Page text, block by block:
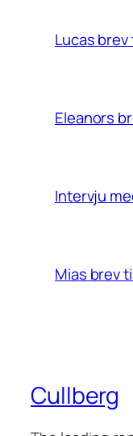
Lucas
Eleanors
Intervju
Mias brev
Cullberg